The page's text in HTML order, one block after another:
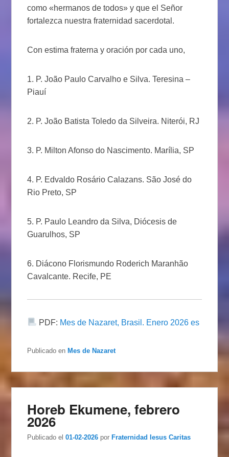
como «hermanos de todos» y que el Señor
fortalezca nuestra fraternidad sacerdotal.
Con estima fraterna y oración por cada uno,
1. P. João Paulo Carvalho e Silva. Teresina –
Piauí
2. P. João Batista Toledo da Silveira. Niterói, RJ
3. P. Milton Afonso do Nascimento. Marília, SP
4. P. Edvaldo Rosário Calazans. São José do
Rio Preto, SP
5. P. Paulo Leandro da Silva, Diócesis de
Guarulhos, SP
6. Diácono Florismundo Roderich Maranhão
Cavalcante. Recife, PE
PDF: Mes de Nazaret, Brasil. Enero 2026 es
Publicado en Mes de Nazaret
Horeb Ekumene, febrero
2026
Publicado el 01-02-2026 porFraternidad Iesus Caritas